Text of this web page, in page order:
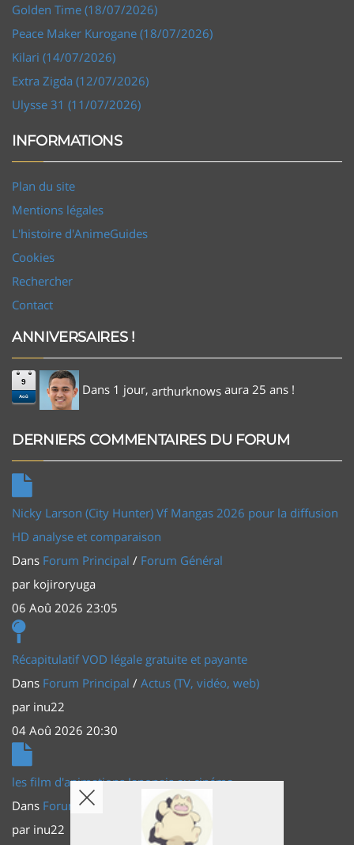
Golden Time (18/07/2026)
Peace Maker Kurogane (18/07/2026)
Kilari (14/07/2026)
Extra Zigda (12/07/2026)
Ulysse 31 (11/07/2026)
INFORMATIONS
Plan du site
Mentions légales
L'histoire d'AnimeGuides
Cookies
Rechercher
Contact
ANNIVERSAIRES !
9
Aoû Dans 1 jour, arthurknows aura 25 ans !
DERNIERS COMMENTAIRES DU FORUM
Nicky Larson (City Hunter) Vf Mangas 2026 pour la diffusion
HD analyse et comparaison
Dans Forum Principal / Forum Général
par kojiroryuga
06 Aoû 2026 23:05
Récapitulatif VOD légale gratuite et payante
Dans Forum Principal / Actus (TV, vidéo, web)
par inu22
04 Aoû 2026 20:30
les film d'animations Japonais au cinéma
Dans Forum Principal
Actus (TV, vidéo, web)
par inu22